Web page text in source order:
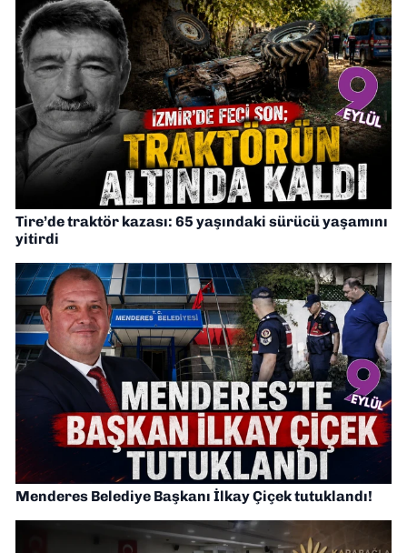
Tire’de traktör kazası: 65 yaşındaki sürücü yaşamını
yitirdi
Menderes Belediye Başkanı İlkay Çiçek tutuklandı!